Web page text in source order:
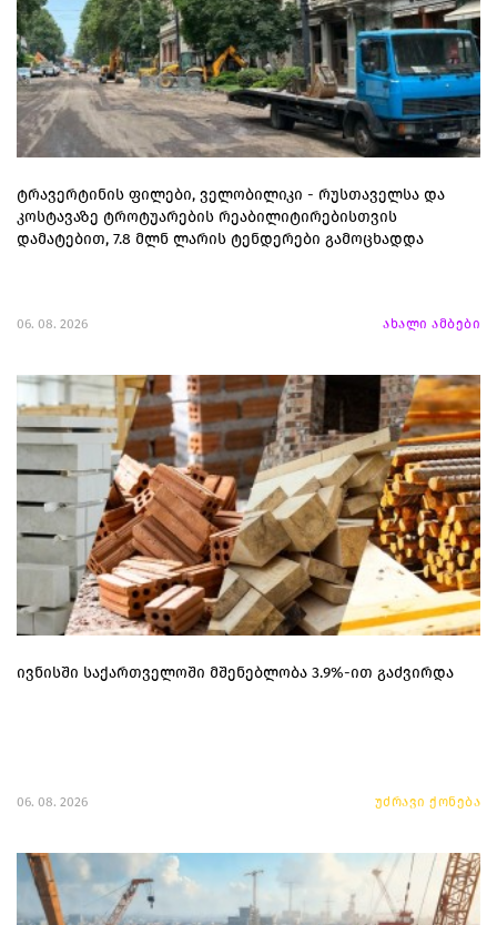
ტრავერტინის ფილები, ველობილიკი - რუსთაველსა და
კოსტავაზე ტროტუარების რეაბილიტირებისთვის
დამატებით, 7.8 მლნ ლარის ტენდერები გამოცხადდა
06. 08. 2026 ახალი ამბები
ივნისში საქართველოში მშენებლობა 3.9%-ით გაძვირდა
06. 08. 2026 უძრავი ქონება